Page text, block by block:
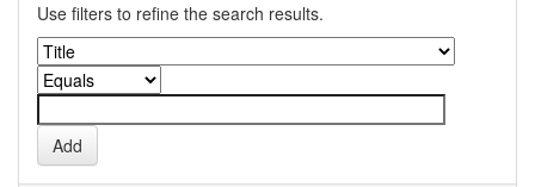
Use filters to refine the search results.